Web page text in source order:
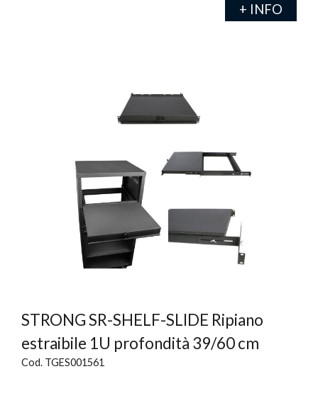
+ INFO
STRONG SR-SHELF-SLIDE Ripiano
estraibile 1U profondità 39/60 cm
Cod. TGES001561